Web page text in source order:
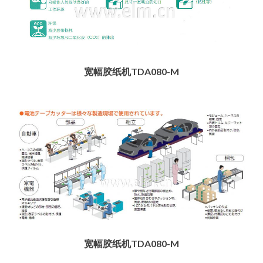
宽幅胶纸机TDA080-M
宽幅胶纸机TDA080-M